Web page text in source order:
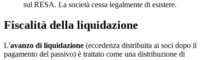
sul RESA. La società cessa legalmente di esistere.
Fiscalità della liquidazione
L'avanzo di liquidazione (eccedenza distribuita ai soci dopo il
pagamento del passivo) è trattato come una distribuzione di